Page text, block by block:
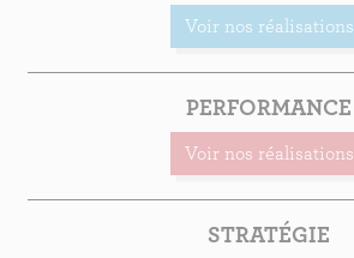
Voir nos réalisations
PERFORMANCE
Voir nos réalisations
STRATÉGIE